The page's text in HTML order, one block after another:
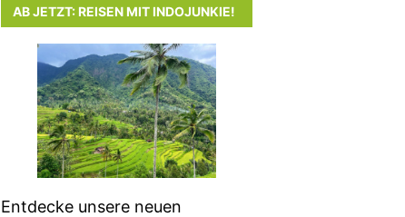
AB JETZT: REISEN MIT INDOJUNKIE!
Entdecke unsere neuen